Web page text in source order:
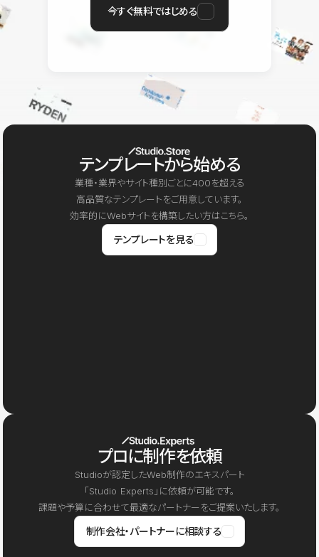
今すぐ無料ではじめる
テンプレートから始める
業種・業界やサイト種別ごとに400を超える
高品質なテンプレートをご用意しています。
効率的にWebサイトを構築したい方はこちら。
テンプレートを見る
プロに制作を依頼
Studioが認定したWeb制作のエキスパート
「Studio Experts」に依頼が可能です。
課題や予算に合わせて最適なパートナーをご提案いたします。
制作会社・パートナーに相談する